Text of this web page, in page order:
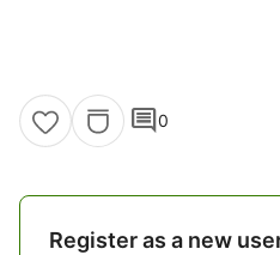
comment0
Register as a new